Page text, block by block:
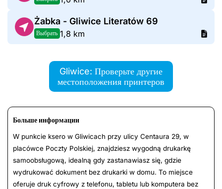
Żabka - Gliwice Literatów 69
Выбрать 1,8 km
Gliwice: Проверьте другие
местоположения принтеров
Больше информации
W punkcie ksero w Gliwicach przy ulicy Centaura 29, w
placówce Poczty Polskiej, znajdziesz wygodną drukarkę
samoobsługową, idealną gdy zastanawiasz się, gdzie
wydrukować dokument bez drukarki w domu. To miejsce
oferuje druk cyfrowy z telefonu, tabletu lub komputera bez